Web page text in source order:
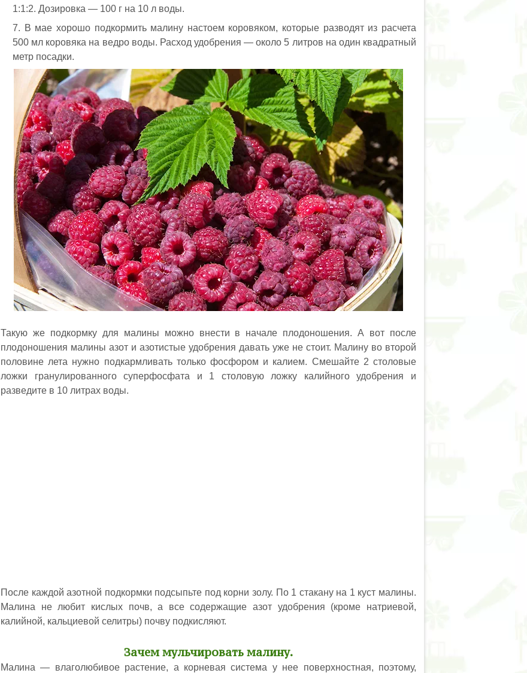
1:1:2. Дозировка — 100 г на 10 л воды.
В мае хорошо подкормить малину настоем коровяком, которые разводят из расчета
500 мл коровяка на ведро воды. Расход удобрения — около 5 литров на один квадратный
метр посадки.
Такую же подкормку для малины можно внести в начале плодоношения. А вот после
плодоношения малины азот и азотистые удобрения давать уже не стоит. Малину во второй
половине лета нужно подкармливать только фосфором и калием. Смешайте 2 столовые
ложки гранулированного суперфосфата и 1 столовую ложку калийного удобрения и
разведите в 10 литрах воды.
После каждой азотной подкормки подсыпьте под корни золу. По 1 стакану на 1 куст малины.
Малина не любит кислых почв, а все содержащие азот удобрения (кроме натриевой,
калийной, кальциевой селитры) почву подкисляют.
Зачем мульчировать малину.
Малина — влаголюбивое растение, а корневая система у нее поверхностная, поэтому,